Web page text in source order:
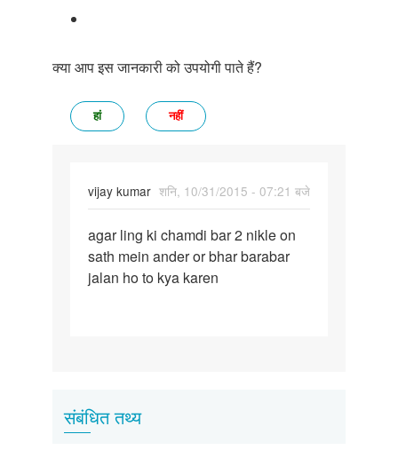
क्या आप इस जानकारी को उपयोगी पाते हैं?
हां नहीं
vijay kumar शनि, 10/31/2015 - 07:21 बजे
agar
ling
ki
agar ling ki chamdi bar 2 nikle on
sath mein ander or bhar barabar
jalan ho to kya karen
संबंधित तथ्य